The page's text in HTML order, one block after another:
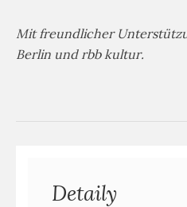
Mit freundlicher
Berlin und rbb kultur.
Detaily